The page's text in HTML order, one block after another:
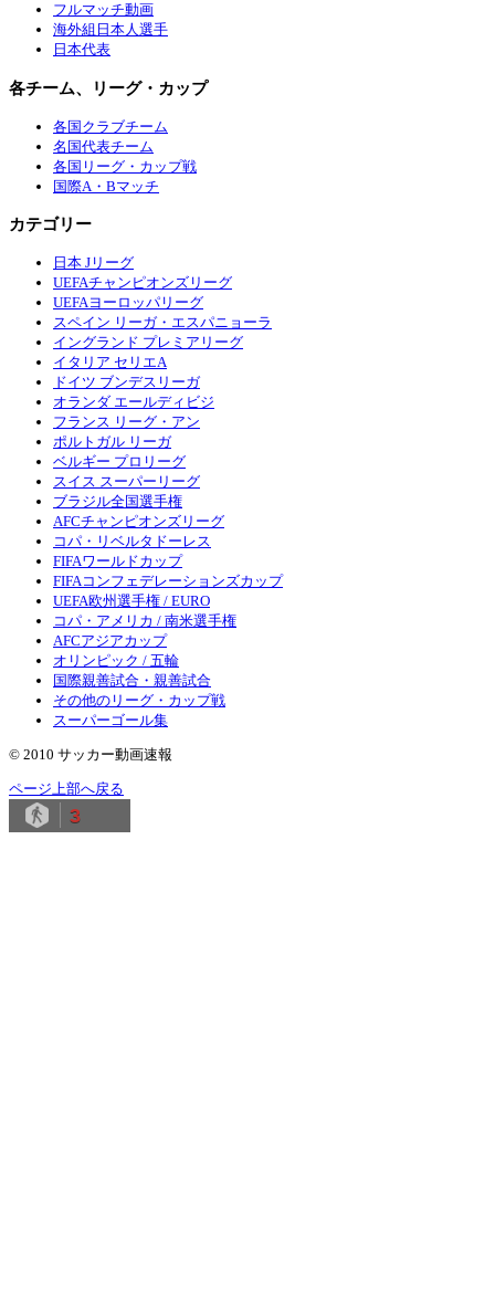
フルマッチ動画
海外組日本人選手
日本代表
各チーム、リーグ・カップ
各国クラブチーム
名国代表チーム
各国リーグ・カップ戦
国際A・Bマッチ
カテゴリー
日本 Jリーグ
UEFAチャンピオンズリーグ
UEFAヨーロッパリーグ
スペイン リーガ・エスパニョーラ
イングランド プレミアリーグ
イタリア セリエA
ドイツ ブンデスリーガ
オランダ エールディビジ
フランス リーグ・アン
ポルトガル リーガ
ベルギー プロリーグ
スイス スーパーリーグ
ブラジル全国選手権
AFCチャンピオンズリーグ
コパ・リベルタドーレス
FIFAワールドカップ
FIFAコンフェデレーションズカップ
UEFA欧州選手権 / EURO
コパ・アメリカ / 南米選手権
AFCアジアカップ
オリンピック / 五輪
国際親善試合・親善試合
その他のリーグ・カップ戦
スーパーゴール集
© 2010 サッカー動画速報
ページ上部へ戻る
3